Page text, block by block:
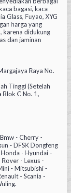
bagasi, kaca
Glass, Fuyao, XYG
harga yang
karena didukung
dan jaminan
Raya No.
Tinggi (Setelah
Blok C No. 1,
- Cherry -
- DFSK Dongfeng
- Hyundai -
- Lexus -
- Mitsubishi -
- Scania -